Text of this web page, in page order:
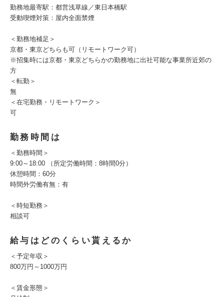
勤務地最寄駅：都営浅草線／東日本橋駅
受動喫煙対策：屋内全面禁煙
＜勤務地補足＞
京都・東京どちらも可（リモートワーク可）
※招集時には京都・東京どちらかの勤務地に出社可能な事業所近郊の
方
＜転勤＞
無
＜在宅勤務・リモートワーク＞
可
勤務時間は
＜勤務時間＞
9:00～18:00 （所定労働時間：8時間0分）
休憩時間：60分
時間外労働有無：有
＜時短勤務＞
相談可
給与はどのくらい貰えるか
＜予定年収＞
800万円～1000万円
＜賃金形態＞